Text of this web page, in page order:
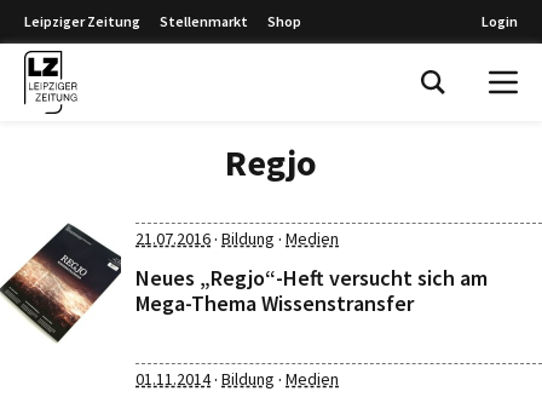
Leipziger Zeitung Stellenmarkt Shop Login
Regjo
21.07.2016· Bildung · Medien
Neues „Regjo“-Heft versucht sich am
Mega-Thema Wissenstransfer
01.11.2014· Bildung · Medien